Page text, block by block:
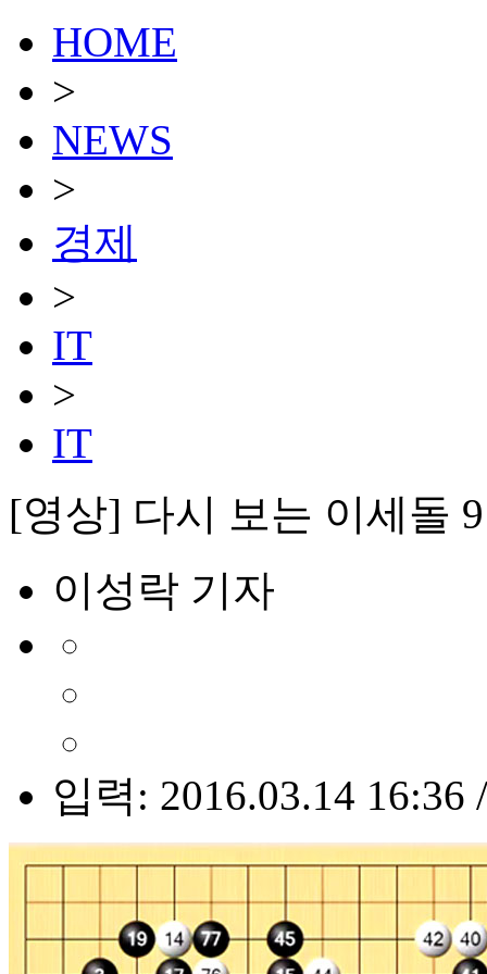
HOME
>
NEWS
>
경제
>
IT
>
IT
[영상] 다시 보는 이세돌
이성락 기자
입력: 2016.03.14 16:36